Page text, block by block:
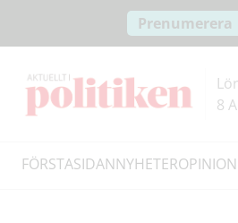
innehållet
headern
Prenumerera
8
FÖRSTASIDANNYHETEROPINION